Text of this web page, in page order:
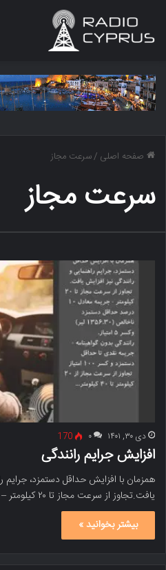
صفحه اصلی /سرعت مجاز
سرعت مجاز
دی ۳۰, ۱۴۰۱ ۰ 170
افزایش جرایم رانندگی
همزمان با افزایش حداقل دستمزد، جرایم
یافت.تجاوز از سرعت مجاز تا ۲۰ کیلومتر – جریمه…
بیشتر بخوانید »